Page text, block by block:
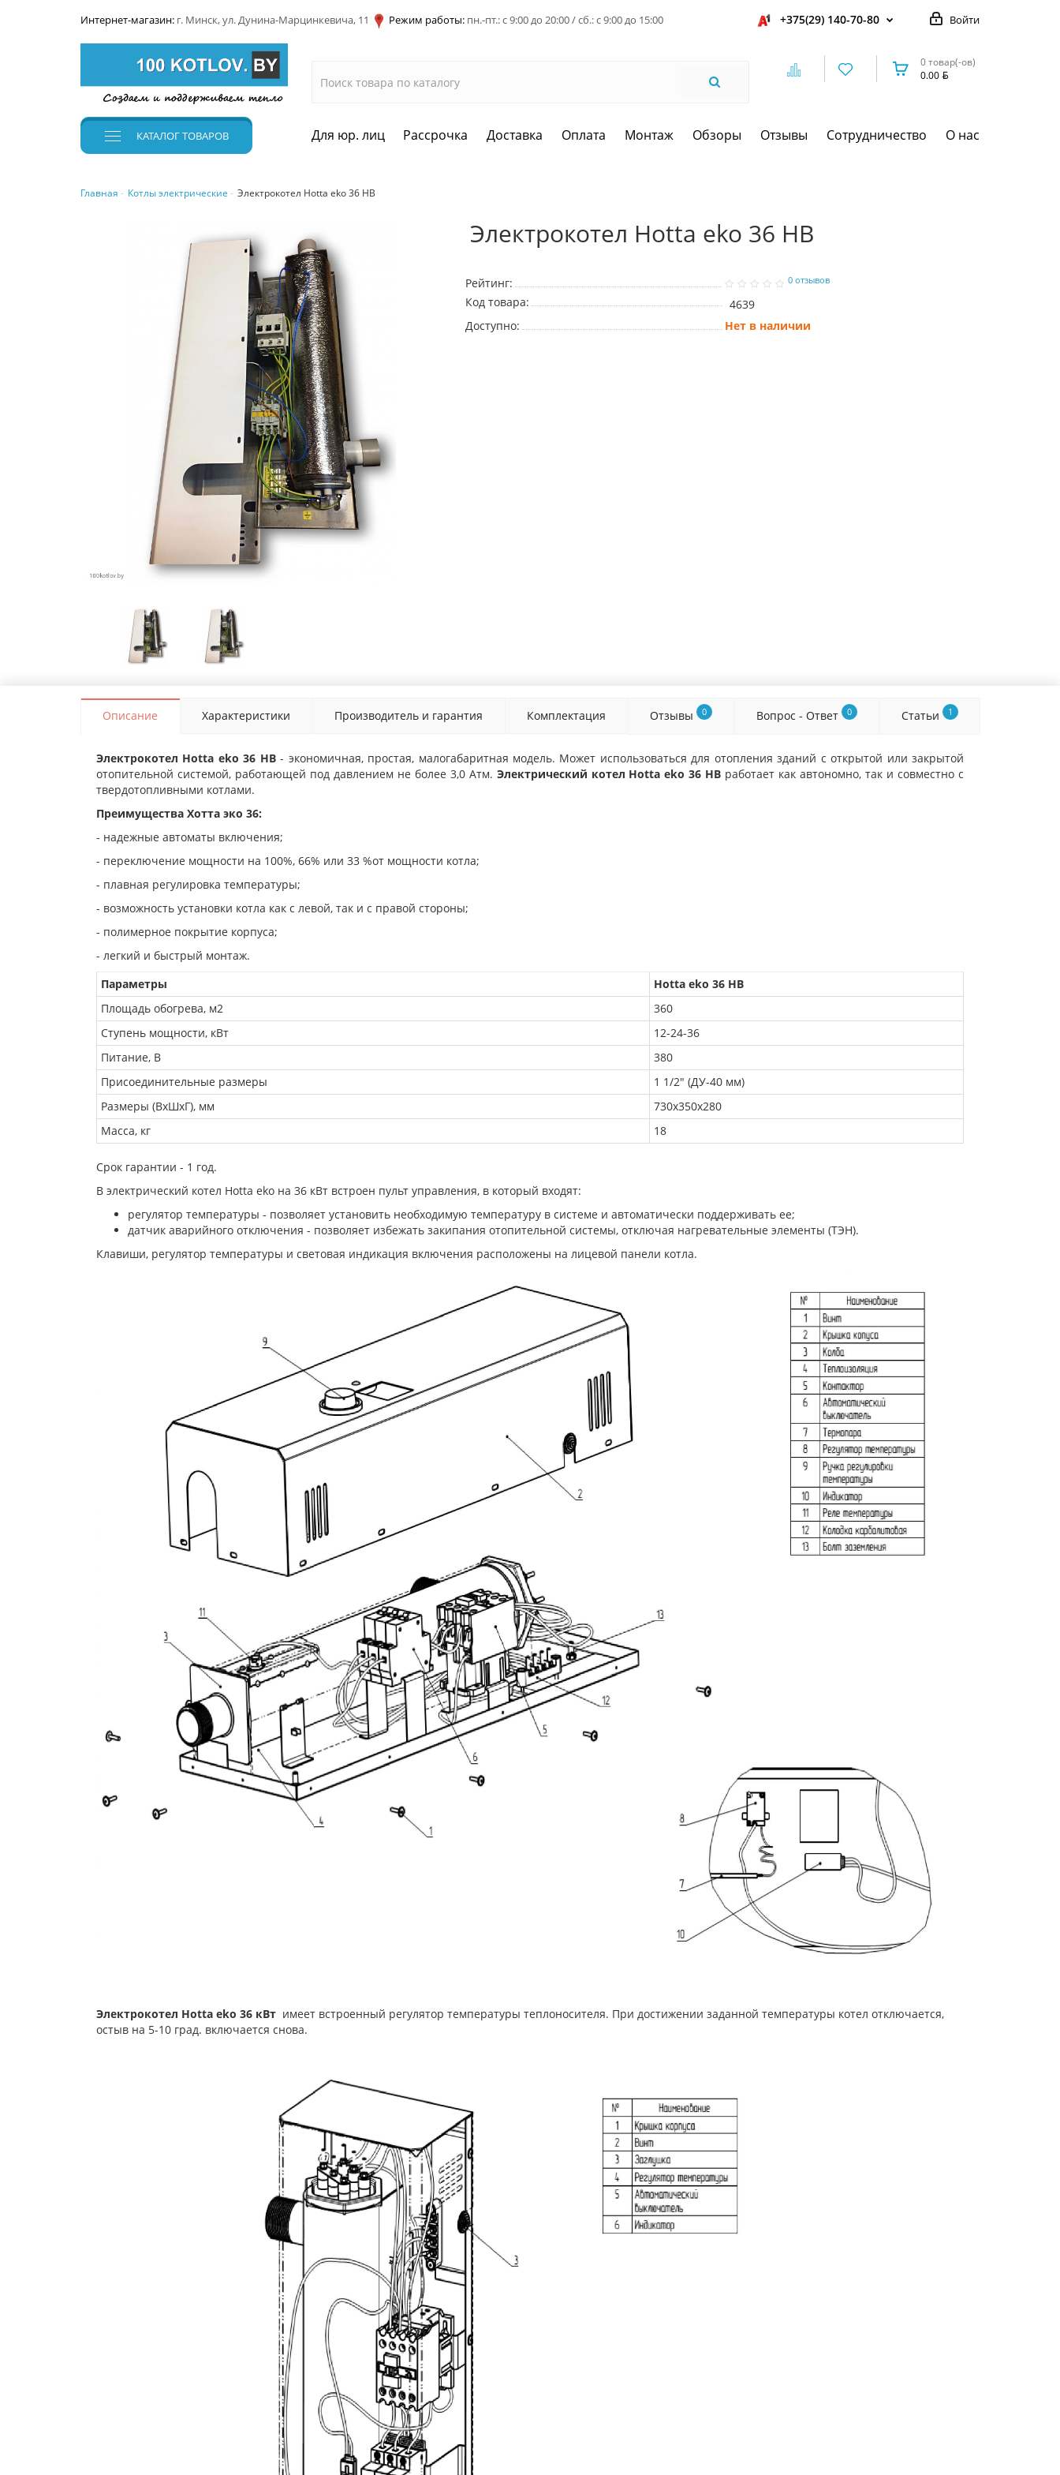
Интернет-магазин: г. Минск, ул. Дунина-Марцинкевича, 11 Режим работы: пн.-пт.: с 9:00 до 20:00 / сб.: с 9:00 до 15:00 Войти
+375(29) 140-70-80
0 товар(-ов)
0.00
КАТАЛОГТОВАРОВ Для юр. лиц Рассрочка Доставка Оплата Монтаж Обзоры Отзывы Сотрудничество О нас
Главная Котлы электрические Электрокотел Hotta eko 36 HB
Электрокотел Hotta eko 36 HB
Рейтинг: 0 отзывов
Код товара:
4639
Доступно:
Нет в наличии
Описание Характеристики Производитель и гарантия Комплектация Отзывы 0 Вопрос - Ответ 0 Статьи 1
Электрокотел Hotta eko 36 HB- экономичная, простая, малогабаритная модель. Может использоваться для отопления зданий с открытой или закрытой
отопительной системой, работающей под давлением не более 3,0 Атм. Электрический котел Hotta eko 36 HB работает как автономно, так и совместно с
твердотопливными котлами.
Преимущества Хотта эко 36:
- надежные автоматы включения;
- переключение мощности на 100%, 66% или 33 %от мощности котла;
- плавная регулировка температуры;
- возможность установки котла как с левой, так и с правой стороны;
- полимерное покрытие корпуса;
- легкий и быстрый монтаж.
Параметры
Hotta eko 36 HB
Площадь обогрева, м2
360
Ступень мощности, кВт
12-24-36
Питание, В
380
Присоединительные размеры
1 1/2" (ДУ-40 мм)
Размеры (ВхШхГ), мм
730х350х280
Масса, кг
18
Срок гарантии - 1 год.
В электрический котел Hotta eko на 36 кВт встроен пульт управления, в который входят:
регулятор температуры - позволяет установить необходимую температуру в системе и автоматически поддерживать ее;
датчик аварийного отключения - позволяет избежать закипания отопительной системы, отключая нагревательные элементы (ТЭН).
Клавиши, регулятор температуры и световая индикация включения расположены на лицевой панели котла.
Электрокотел Hotta eko 36 кВт имеет встроенный регулятор температуры теплоносителя. При достижении заданной температуры котел отключается,
остыв на 5-10 град. включается снова.